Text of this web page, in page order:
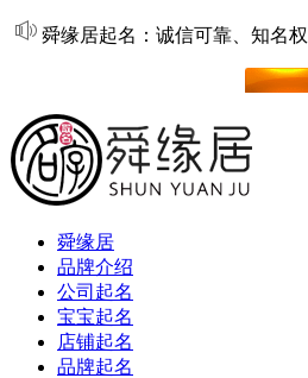
舜缘居起名：诚信可靠、知名
舜缘居
品牌介绍
公司起名
宝宝起名
店铺起名
品牌起名